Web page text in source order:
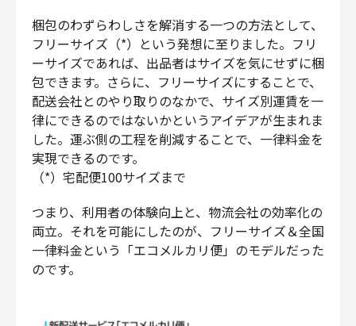
梱包のわずらわしさを解消する一つの方法として、
フリーサイズ（*）という発想に至りました。フリ
ーサイズであれば、出品者はサイズを気にせずに梱
包できます。さらに、フリーサイズにすることで、
配送会社とのやり取りのなかで、サイズ別運賃を一
律にできるのではないかというアイデアが生まれま
した。運ぶ側の工程を削減することで、一律料金を
実現できるのです。
（*）宅配便100サイズまで
つまり、利用者の体験向上と、物流会社の効率化の
両立。それを可能にしたのが、フリーサイズ＆全国
一律料金という「エコメルカリ便」のモデルだった
のです。